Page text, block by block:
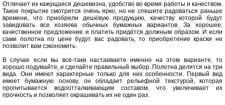
Отличает их кажущаяся дешевизна, удобство во время работы и качеством.
Такое покрытие смотрится очень ярко, но не спешите радоваться раньше
времени, что приобрели дешёвую продукцию, качеству которой будут
завидовать все хозяева обычных бумажных вариантов. За хорошее,
качественное предложение и платить придётся должным образом. И если
сами полотна по цене будут вас радовать, то приобретение краски не
позволит вам сэкономить.
В случае если вы всё-таки настаиваете именно на этом варианте, то
хорошо подумайте, и сделайте правильный выбор. Полотна делятся на три
вида. Они имеют характерные только для них особенности. Первый вид
имеет бумажную основу, он обладает рельефной текстурой, которая
пропитывается водоотталкивающим составом, что увеличивает их
прочность и позволяет окрашивать их не один раз.